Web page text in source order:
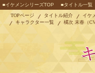
■イケメンシリーズTOP
■タイトル一覧
TOPページ
タイトル紹介
イケ
キャラクター一覧
橘次 末春（